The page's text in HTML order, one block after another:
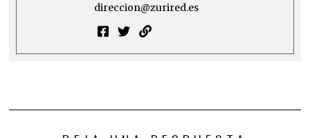
direccion@zurired.es